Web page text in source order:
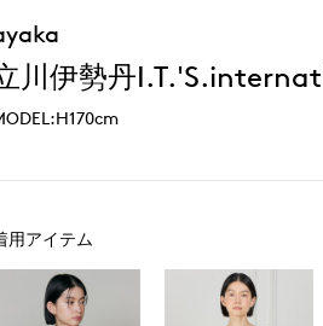
川伊勢丹
用アイテム